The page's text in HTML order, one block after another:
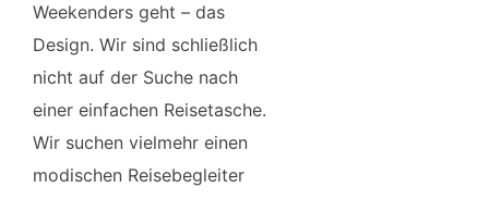
Weekenders geht – das
Design. Wir sind schließlich
nicht auf der Suche nach
einer einfachen Reisetasche.
Wir suchen vielmehr einen
modischen Reisebegleiter